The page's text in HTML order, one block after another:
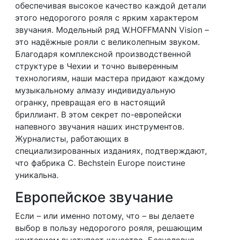
обеспечивая высокое качество каждой детали
этого недорогого рояля с ярким характером
звучания. Модельный ряд W.HOFFMANN Vision –
это надёжные рояли с великолепным звуком.
Благодаря комплексной производственной
структуре в Чехии и точно выверенным
технологиям, наши мастера придают каждому
музыкальному алмазу индивидуальную
огранку, превращая его в настоящий
бриллиант. В этом секрет по-европейски
напевного звучания наших инструментов.
Журналисты, работающих в
специализированных изданиях, подтверждают,
что фабрика C. Bechstein Europe поистине
уникальна.
Европейское звучание
Если – или именно потому, что – вы делаете
выбор в пользу недорогого рояля, решающим